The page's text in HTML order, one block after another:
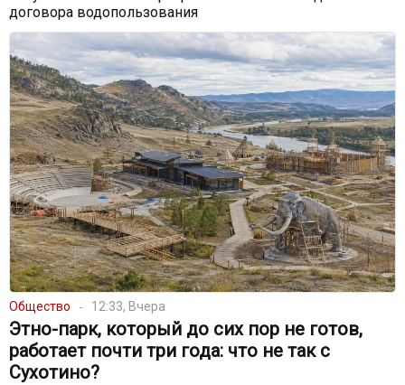
договора водопользования
Общество 12:33, Вчера
Этно-парк, который до сих пор не готов,
работает почти три года: что не так с
Сухотино?